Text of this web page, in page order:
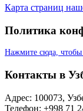
Карта страниц
Политика
Нажмите сюда, чтобы
Контакты в
Адрес: 100073,
Телефон: +998 71